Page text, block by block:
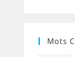
Mots